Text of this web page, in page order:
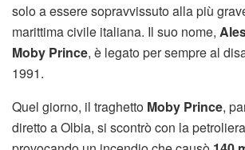
solo a essere sopravvissuto alla più
marittima civile italiana. Il suo nome,
Moby Prince, è legato per sempre al
1991.
Quel giorno, il traghetto Moby Prince,
diretto a Olbia, si scontrò con la petroliera